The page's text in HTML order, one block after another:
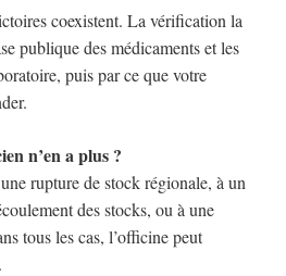
coexistent. La vérification la
publique des médicaments et les
puis par ce que votre
n’en a plus ?
rupture de stock régionale, à un
des stocks, ou à une
tous les cas, l’officine peut